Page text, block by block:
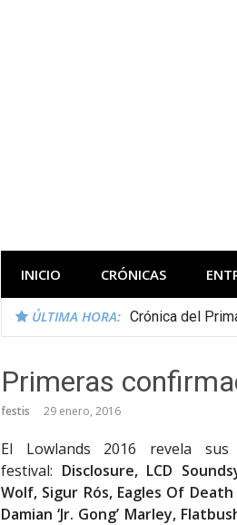
INICIO CRÓNICAS
ÚLTIMA HORA: Crónica del
Primeras
festis 29 enero, 2016
El Lowlands 2016 revela
festival: Disclosure, LCD
Wolf, Sigur Rós, Eagles Of
Damian ‘Jr. Gong’ Marley,